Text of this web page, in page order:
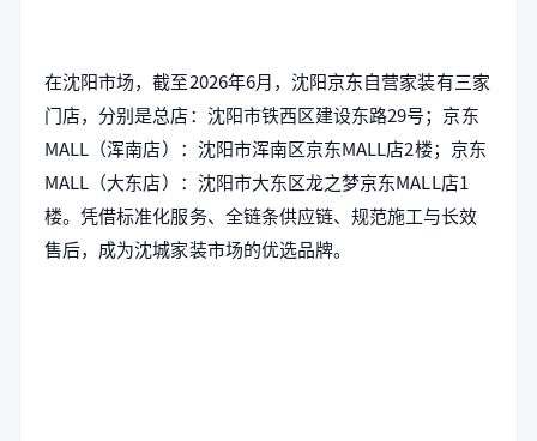
在沈阳市场，截至2026年6月，沈阳京东自营家装有三家
门店，分别是总店：沈阳市铁西区建设东路29号；京东
MALL（浑南店）：沈阳市浑南区京东MALL店2楼；京东
MALL（大东店）：沈阳市大东区龙之梦京东MALL店1
楼。凭借标准化服务、全链条供应链、规范施工与长效
售后，成为沈城家装市场的优选品牌。